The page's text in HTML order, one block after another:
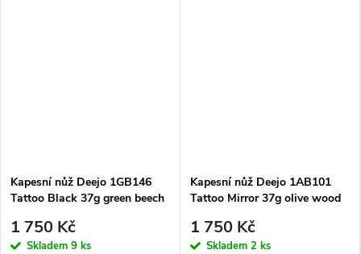
Kapesní nůž Deejo 1GB146
Tattoo Black 37g green beech
1 750 Kč
Skladem 9 ks
Kapesní nůž Deejo 1AB101
Tattoo Mirror 37g olive wood
1 750 Kč
Skladem 2 ks